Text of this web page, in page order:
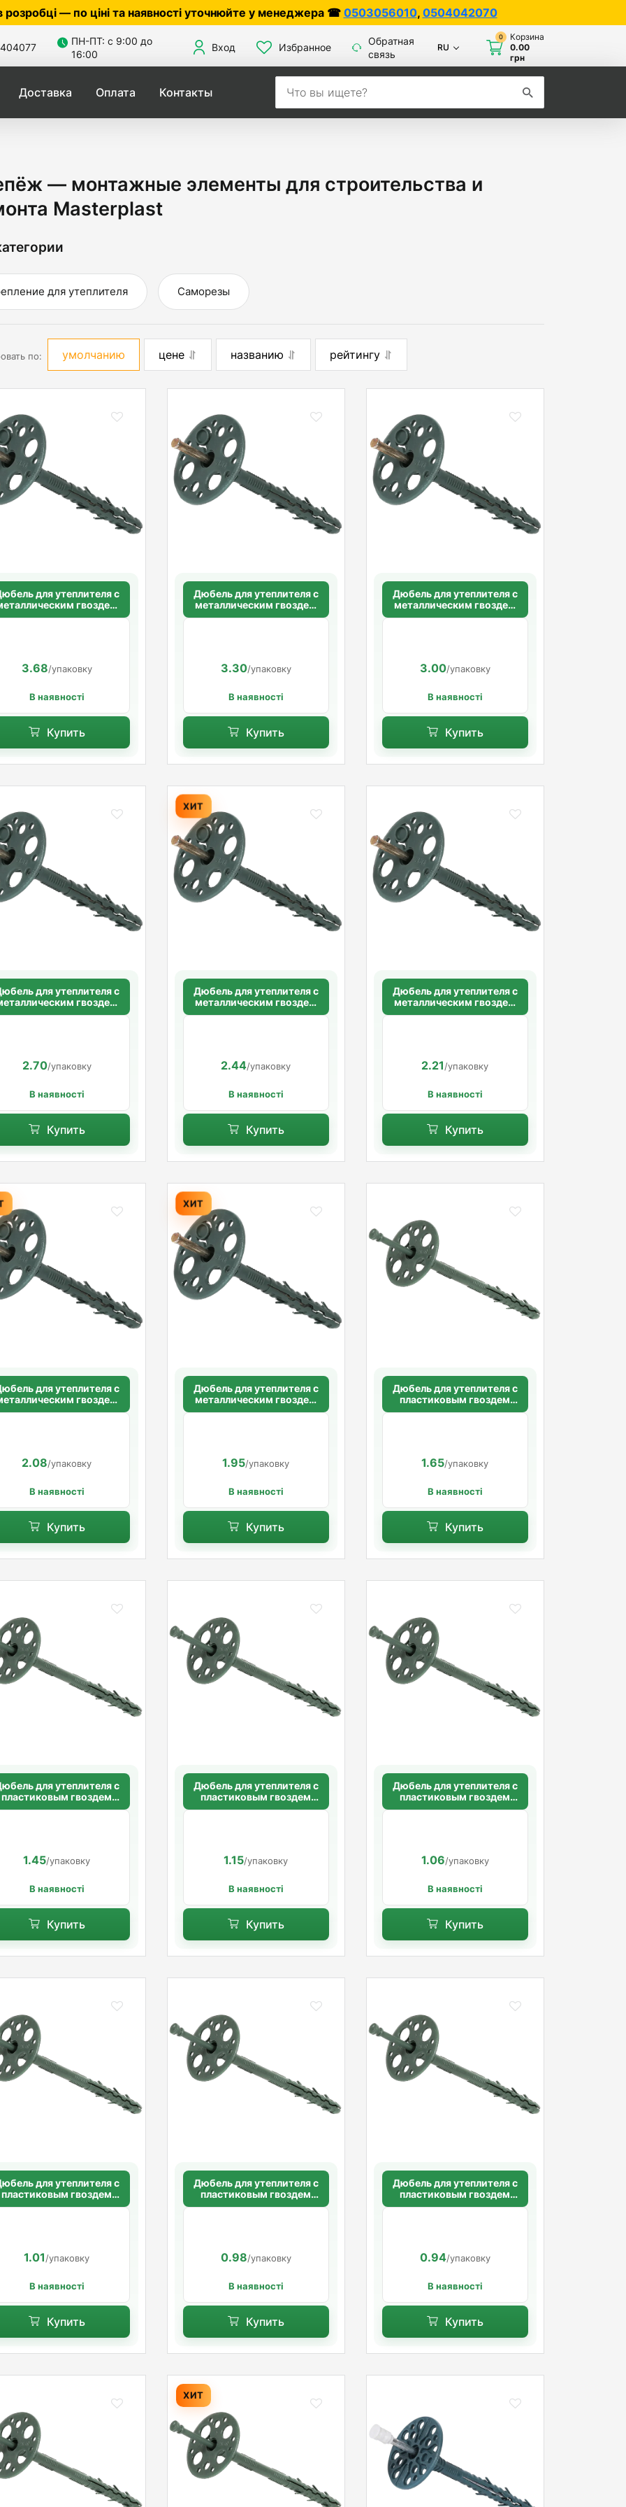
та наявності уточнюйте у менеджера ☎0503056010,0504042070
ПН-ПТ: с 9:00 до
16:00
Вход Избранное
Обратная
связь
RU
0
Корзина
0.00
грн
Доставка Оплата Контакты
— монтажные элементы для строительства и
Masterplast
для утеплителя Саморезы
по: умолчанию цене названию рейтингу
для утеплителя с
гвоздем
без термоголовки
3.68/упаковку
В наявності
Купить
Дюбель для утеплителя с
металлическим гвоздем
без термоголовки 10х180
3.30/упаковку
В наявності
Купить
Дюбель для утеплителя с
металлическим гвоздем
без термоголовки 10х160
3.00/упаковку
В наявності
Купить
для утеплителя с
гвоздем
термоголовки 10х140
2.70/упаковку
В наявності
Купить
ХИТ
Дюбель для утеплителя с
металлическим гвоздем
без термоголовки 10х120
2.44/упаковку
В наявності
Купить
Дюбель для утеплителя с
металлическим гвоздем
без термоголовки 10х110
2.21/упаковку
В наявності
Купить
для утеплителя с
гвоздем
термоголовки 10х100
2.08/упаковку
В наявності
Купить
ХИТ
Дюбель для утеплителя с
металлическим гвоздем
без термоголовки 10х90
1.95/упаковку
В наявності
Купить
Дюбель для утеплителя с
пластиковым гвоздем
10х200 мм.
1.65/упаковку
В наявності
Купить
для утеплителя с
пластиковым гвоздем
10х180 мм.
1.45/упаковку
В наявності
Купить
Дюбель для утеплителя с
пластиковым гвоздем
10х160 мм.
1.15/упаковку
В наявності
Купить
Дюбель для утеплителя с
пластиковым гвоздем
10х140 мм
1.06/упаковку
В наявності
Купить
для утеплителя с
пластиковым гвоздем
10х120 мм.
1.01/упаковку
В наявності
Купить
Дюбель для утеплителя с
пластиковым гвоздем
10х110 мм
0.98/упаковку
В наявності
Купить
Дюбель для утеплителя с
пластиковым гвоздем
10х100 мм
0.94/упаковку
В наявності
Купить
ХИТ